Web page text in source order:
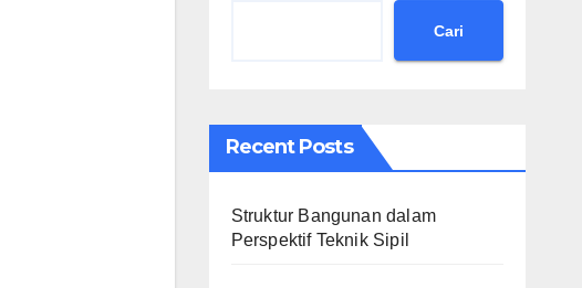
Cari
Recent Posts
Struktur Bangunan dalam
Perspektif Teknik Sipil